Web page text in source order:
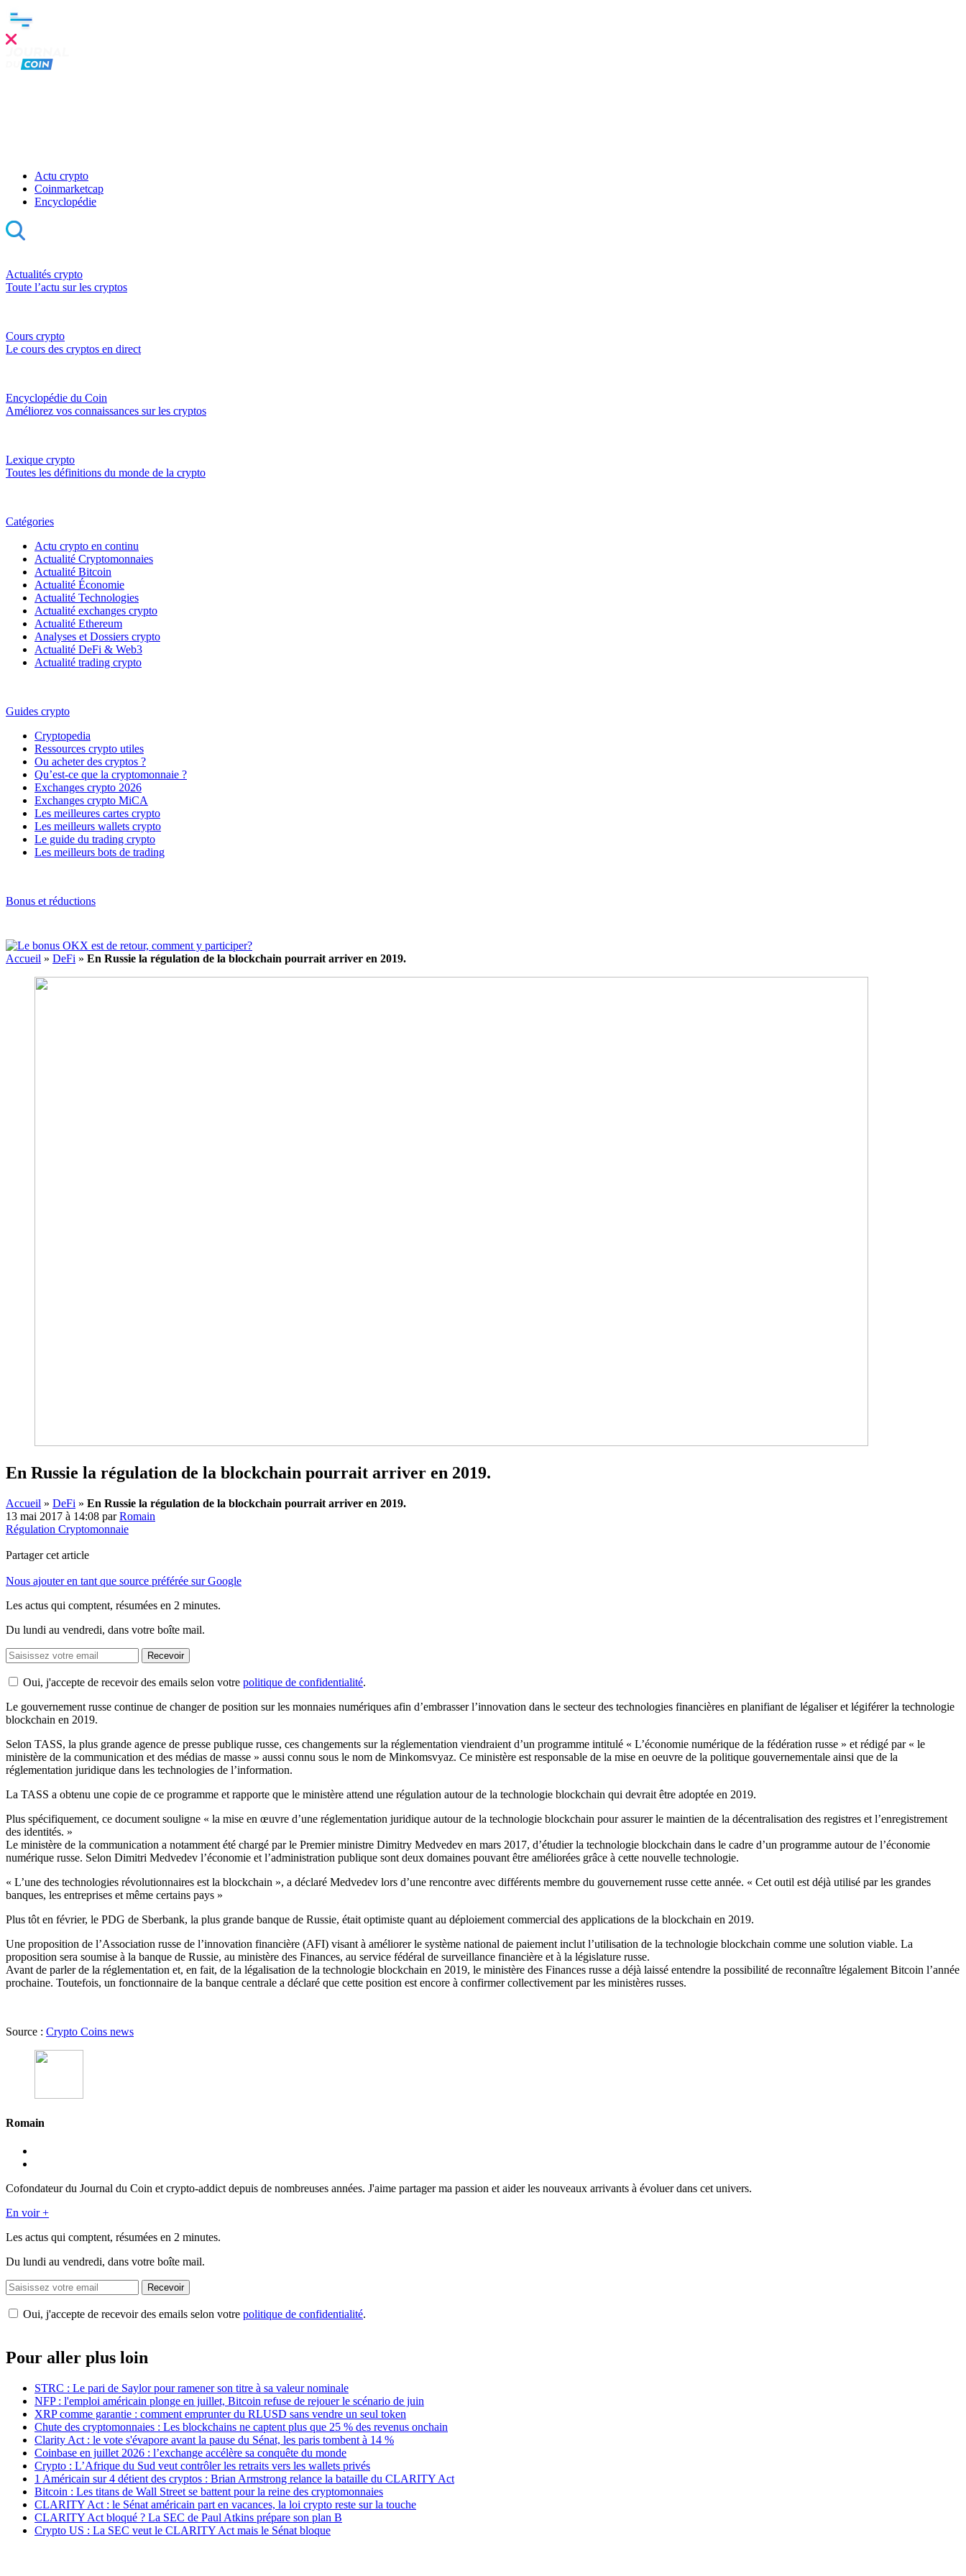
Actu crypto
Coinmarketcap
Encyclopédie
Actualités crypto
Toute l’actu sur les cryptos
Cours crypto
Le cours des cryptos en direct
Encyclopédie du Coin
Améliorez vos connaissances sur les cryptos
Lexique crypto
Toutes les définitions du monde de la crypto
Catégories
Actu crypto en continu
Actualité Cryptomonnaies
Actualité Bitcoin
Actualité Économie
Actualité Technologies
Actualité exchanges crypto
Actualité Ethereum
Analyses et Dossiers crypto
Actualité DeFi & Web3
Actualité trading crypto
Guides crypto
Cryptopedia
Ressources crypto utiles
Ou acheter des cryptos ?
Qu’est-ce que la cryptomonnaie ?
Exchanges crypto 2026
Exchanges crypto MiCA
Les meilleures cartes crypto
Les meilleurs wallets crypto
Le guide du trading crypto
Les meilleurs bots de trading
Bonus et réductions
Accueil » DeFi » En Russie la régulation de la blockchain pourrait arriver en 2019.
En Russie la régulation de la blockchain pourrait arriver en 2019.
Accueil » DeFi » En Russie la régulation de la blockchain pourrait arriver en 2019.
13 mai 2017 à 14:08 parRomain
Régulation Cryptomonnaie
Partager cet article
Nous ajouter en tant que source préférée sur Google
Les actus qui comptent, résumées en 2 minutes.
Du lundi au vendredi, dans votre boîte mail.
Recevoir
Oui, j'accepte de recevoir des emails selon votre politique de confidentialité.
Le gouvernement russe continue de changer de position sur les monnaies numériques afin d’embrasser l’innovation dans le secteur des technologies financières en planifiant de légaliser et légiférer la technologie
blockchain en 2019.
Selon TASS, la plus grande agence de presse publique russe, ces changements sur la réglementation viendraient d’un programme intitulé « L’économie numérique de la fédération russe » et rédigé par « le
ministère de la communication et des médias de masse » aussi connu sous le nom de Minkomsvyaz. Ce ministère est responsable de la mise en oeuvre de la politique gouvernementale ainsi que de la
réglementation juridique dans les technologies de l’information.
La TASS a obtenu une copie de ce programme et rapporte que le ministère attend une régulation autour de la technologie blockchain qui devrait être adoptée en 2019.
Plus spécifiquement, ce document souligne « la mise en œuvre d’une réglementation juridique autour de la technologie blockchain pour assurer le maintien de la décentralisation des registres et l’enregistrement
des identités. »
Le ministère de la communication a notamment été chargé par le Premier ministre Dimitry Medvedev en mars 2017, d’étudier la technologie blockchain dans le cadre d’un programme autour de l’économie
numérique russe. Selon Dimitri Medvedev l’économie et l’administration publique sont deux domaines pouvant être améliorées grâce à cette nouvelle technologie.
« L’une des technologies révolutionnaires est la blockchain », a déclaré Medvedev lors d’une rencontre avec différents membre du gouvernement russe cette année. « Cet outil est déjà utilisé par les grandes
banques, les entreprises et même certains pays »
Plus tôt en février, le PDG de Sberbank, la plus grande banque de Russie, était optimiste quant au déploiement commercial des applications de la blockchain en 2019.
Une proposition de l’Association russe de l’innovation financière (AFI) visant à améliorer le système national de paiement inclut l’utilisation de la technologie blockchain comme une solution viable. La
proposition sera soumise à la banque de Russie, au ministère des Finances, au service fédéral de surveillance financière et à la législature russe.
Avant de parler de la réglementation et, en fait, de la légalisation de la technologie blockchain en 2019, le ministère des Finances russe a déjà laissé entendre la possibilité de reconnaître légalement Bitcoin l’année
prochaine. Toutefois, un fonctionnaire de la banque centrale a déclaré que cette position est encore à confirmer collectivement par les ministères russes.
Source : Crypto Coins news
Romain
Cofondateur du Journal du Coin et crypto-addict depuis de nombreuses années. J'aime partager ma passion et aider les nouveaux arrivants à évoluer dans cet univers.
En voir +
Les actus qui comptent, résumées en 2 minutes.
Du lundi au vendredi, dans votre boîte mail.
Recevoir
Oui, j'accepte de recevoir des emails selon votre politique de confidentialité.
Pour aller plus loin
STRC : Le pari de Saylor pour ramener son titre à sa valeur nominale
NFP : l'emploi américain plonge en juillet, Bitcoin refuse de rejouer le scénario de juin
XRP comme garantie : comment emprunter du RLUSD sans vendre un seul token
Chute des cryptomonnaies : Les blockchains ne captent plus que 25 % des revenus onchain
Clarity Act : le vote s'évapore avant la pause du Sénat, les paris tombent à 14 %
Coinbase en juillet 2026 : l’exchange accélère sa conquête du monde
Crypto : L’Afrique du Sud veut contrôler les retraits vers les wallets privés
1 Américain sur 4 détient des cryptos : Brian Armstrong relance la bataille du CLARITY Act
Bitcoin : Les titans de Wall Street se battent pour la reine des cryptomonnaies
CLARITY Act : le Sénat américain part en vacances, la loi crypto reste sur la touche
CLARITY Act bloqué ? La SEC de Paul Atkins prépare son plan B
Crypto US : La SEC veut le CLARITY Act mais le Sénat bloque